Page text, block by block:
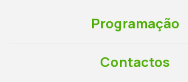
Programação
Contactos